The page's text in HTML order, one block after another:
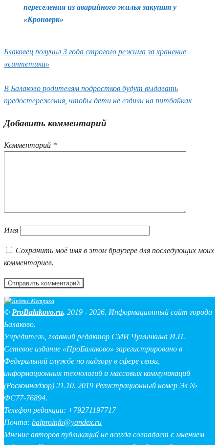
переселения из аварийного жилья закупят у
«Кронверк»
Блаковец получил 3 года строгого режима за хранение
«синтетики»
В Балаково родителям подростков будут выдавать
предостережения, чтобы дети не ездили на питбайках
Добавить комментарий
Комментарий *
Имя
Сохранить моё имя в этом браузере для последующих моих
комментариев.
© ProBalakovo.ru, 2019 - 2026. Информационный сайт города
Балаково.
Учредитель, главный редактор СМИ Чумичкина И.П.
Сетевое издание «ПроБалаково» зарегистрировано в
Федеральной службе по надзору в сфере связи,
информационных технологий и массовых коммуникаций
(Роскомнадзор) 21.10. 2019 Регистрационный номер Эл №
ФС77-76894.
Телефон редакции: +79271197717
Почта: balproinfo@yandex.ru
Мнение авторов публикаций не всегда совпадает с мнением